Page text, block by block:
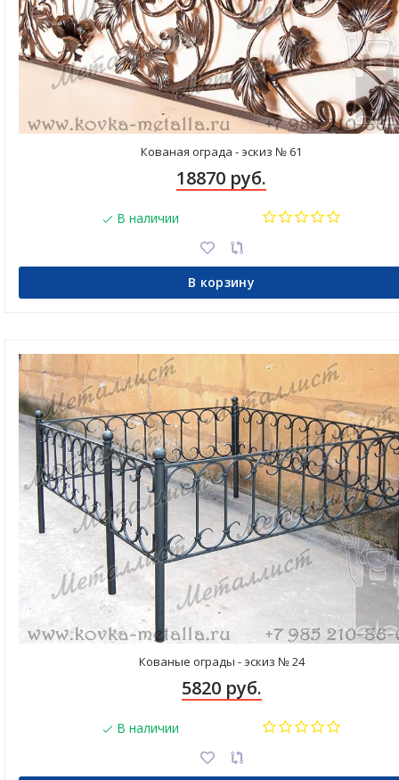
Кованая ограда - эскиз № 61
18870 руб.
В наличии
В корзину
Кованые ограды - эскиз № 24
5820 руб.
В наличии